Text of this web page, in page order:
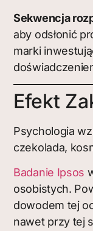
Sekwencja
aby odsłonić
marki
Efekt
Psychologia
czekolada,
Badanie Ipsos
osobistych.
dowodem tej
nawet przy tej